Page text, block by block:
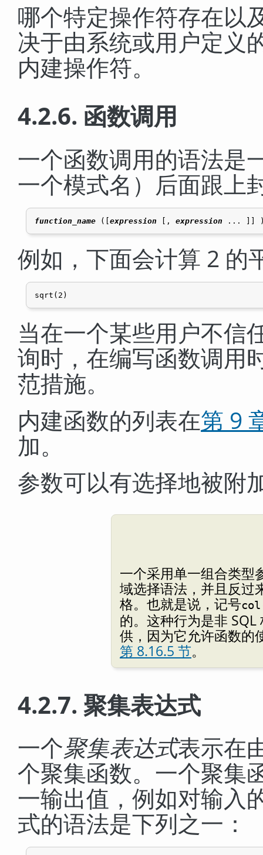
哪个特定操作符存在以
决于由系统或用户定义
内建操作符。
4.2.6. 函数调用
一个函数调用的语法是
一个模式名）后面跟上
function_name ([ expression , expression ...
例如，下面会计算 2 的
当在一个某些用户不信
询时，在编写函数调用
范措施。
内建函数的列表在第 9
加。
参数可以有选择地被附
一个采用单一组合类型
域选择语法，并且反过
格。也就是说，记号
的。这种行为是非 SQL
供，因为它允许函数的
第 8.16.5 节。
4.2.7. 聚集表达式
一个聚集表达式表示在
个聚集函数。一个聚集
一输出值，例如对输入
式的语法是下列之一：